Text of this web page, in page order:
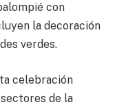
con
la decoración
verdes.
celebración
de la